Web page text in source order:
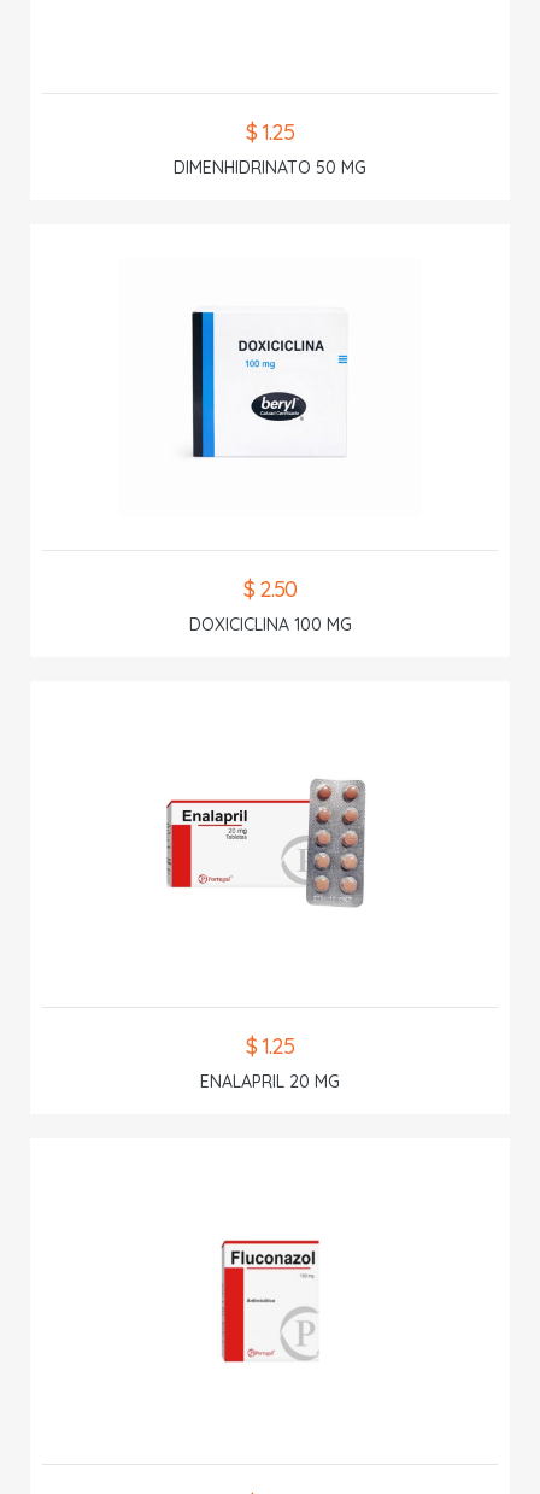
$ 1.25
DIMENHIDRINATO 50 MG
$ 2.50
DOXICICLINA 100 MG
$ 1.25
ENALAPRIL 20 MG